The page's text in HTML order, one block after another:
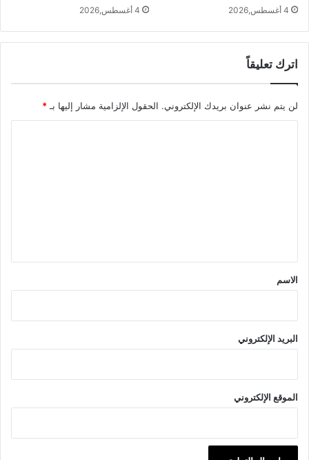
4 أغسطس,2026 4 أغسطس,2026
اترك تعليقاً
لن يتم نشر عنوان بريدك الإلكتروني. الحقول الإلزامية مشار إليها بـ *
*
الاسم
البريد الإلكتروني
الموقع الإلكتروني